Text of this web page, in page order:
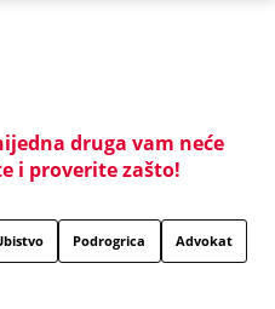
druga vam neće
i proverite zašto!
Podrogrica Advokat